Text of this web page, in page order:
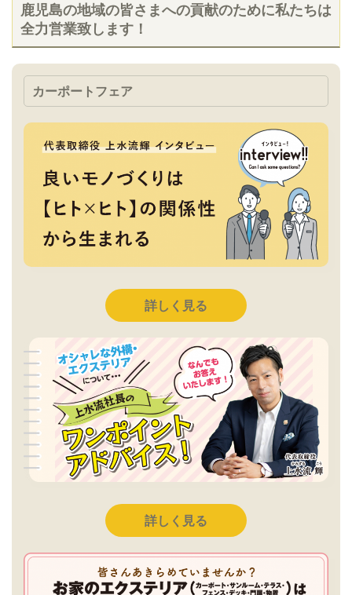
鹿児島の地域の皆さまへの貢献のために私たちは
全力営業致します！
カーポートフェア
詳しく見る
詳しく見る